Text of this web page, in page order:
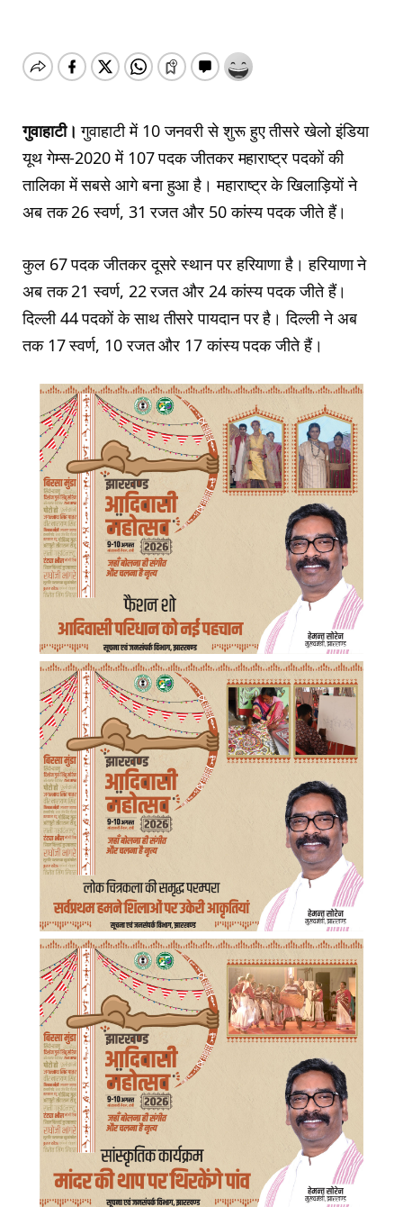
गुवाहाटी। गुवाहाटी में 10 जनवरी से शुरू हुए तीसरे खेलो इंडिया
यूथ गेम्स-2020 में 107 पदक जीतकर महाराष्ट्र पदकों की
तालिका में सबसे आगे बना हुआ है। महाराष्ट्र के खिलाड़ियों ने
अब तक 26 स्वर्ण, 31 रजत और 50 कांस्य पदक जीते हैं।
कुल 67 पदक जीतकर दूसरे स्थान पर हरियाणा है। हरियाणा ने
अब तक 21 स्वर्ण, 22 रजत और 24 कांस्य पदक जीते हैं।
दिल्ली 44 पदकों के साथ तीसरे पायदान पर है। दिल्ली ने अब
तक 17 स्वर्ण, 10 रजत और 17 कांस्य पदक जीते हैं।